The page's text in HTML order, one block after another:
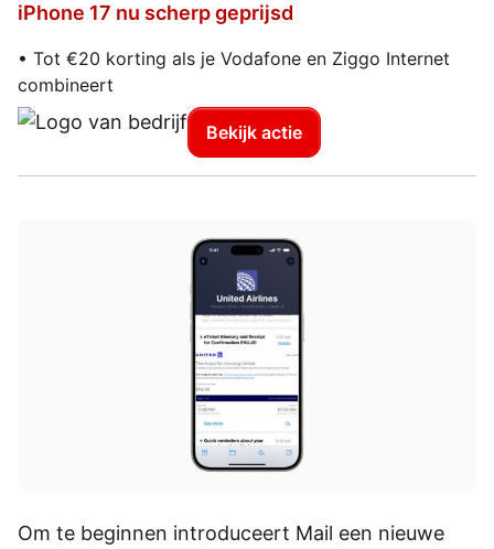
iPhone 17 nu scherp geprijsd
• Tot €20 korting als je Vodafone en Ziggo Internet
combineert
Bekijk actie
Om te beginnen introduceert Mail een nieuwe